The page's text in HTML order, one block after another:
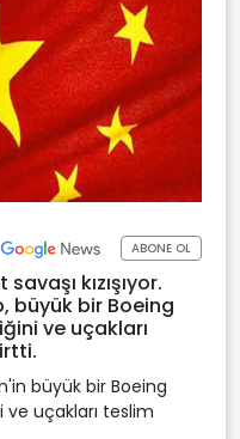
ABONE OL
kızışıyor.
büyük bir Boeing
ve uçakları
büyük bir Boeing
ve uçakları teslim